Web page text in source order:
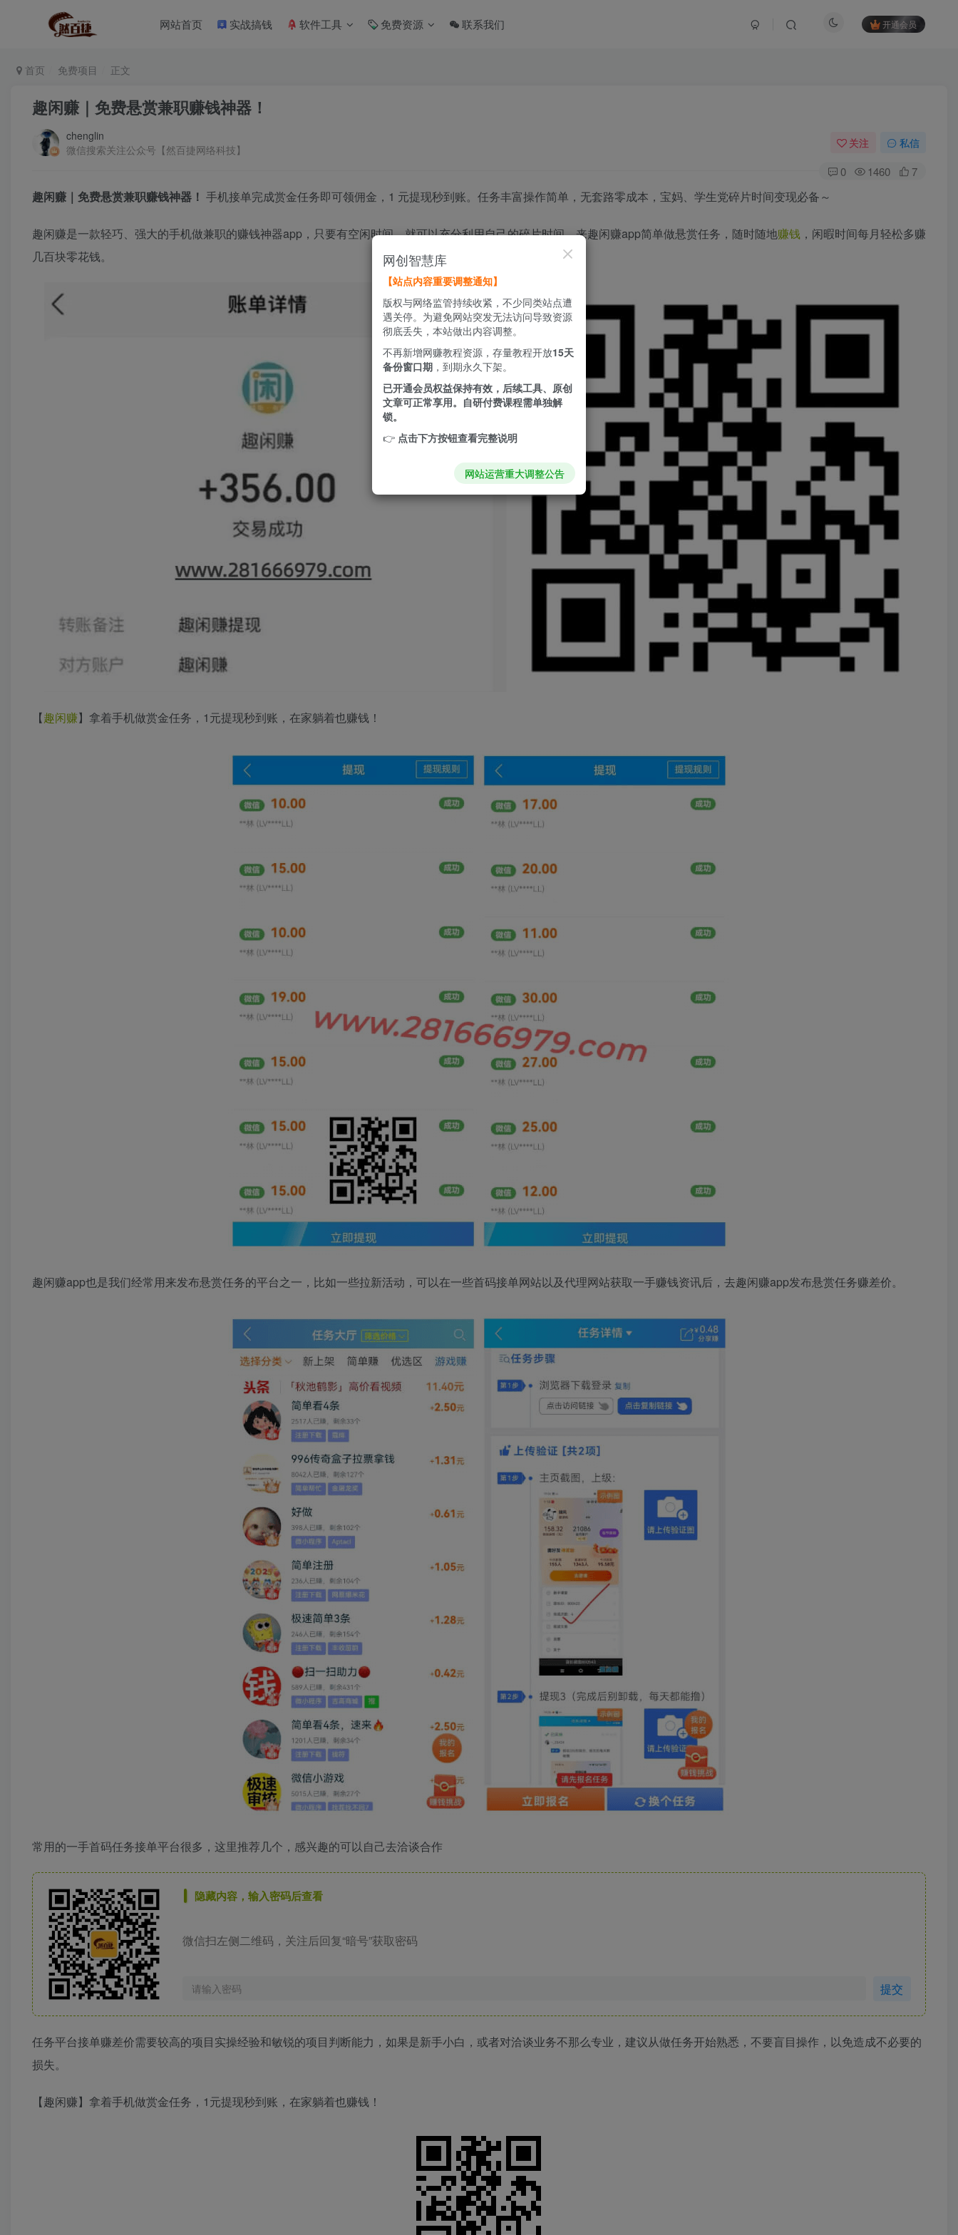
网站首页 实战搞钱 软件工具 免费资源 联系我们 开通会员
首页 免费项目 正文
趣闲赚｜免费悬赏兼职赚钱神器！
chenglin
微信搜索关注公众号【然百捷网络科技】
关注 私信
0 1460 7
趣闲赚｜免费悬赏兼职赚钱神器！ 手机接单完成赏金任务即可领佣金，1 元提现秒到账。任务丰富操作简单，无套路零成本，宝妈、学生党碎片时间变现必备～
趣闲赚是一款轻巧、强大的手机做兼职的赚钱神器app，只要有空闲时间，就可以充分利用自己的碎片时间，来趣闲赚app简单做悬赏任务，随时随地赚钱 ，闲暇时间每月轻松多赚
几百块零花钱。
【趣闲赚】拿着手机做赏金任务，1元提现秒到账，在家躺着也赚钱！
趣闲赚app也是我们经常用来发布悬赏任务的平台之一，比如一些拉新活动，可以在一些首码接单网站以及代理网站获取一手赚钱资讯后，去趣闲赚app发布悬赏任务赚差价。
常用的一手首码任务接单平台很多，这里推荐几个，感兴趣的可以自己去洽谈合作
隐藏内容，输入密码后查看
微信扫左侧二维码，关注后回复“暗号”获取密码
提交
任务平台接单赚差价需要较高的项目实操经验和敏锐的项目判断能力，如果是新手小白，或者对洽谈业务不那么专业，建议从做任务开始熟悉，不要盲目操作，以免造成不必要的
损失。
【趣闲赚】拿着手机做赏金任务，1元提现秒到账，在家躺着也赚钱！
网创智慧库
【站点内容重要调整通知】
版权与网络监管持续收紧，不少同类站点遭
遇关停。为避免网站突发无法访问导致资源
彻底丢失，本站做出内容调整。
不再新增网赚教程资源，存量教程开放15天
备份窗口期 ，到期永久下架。
已开通会员权益保持有效，后续工具、原创
文章可正常享用。自研付费课程需单独解
锁。
👉 点击下方按钮查看完整说明
网站运营重大调整公告